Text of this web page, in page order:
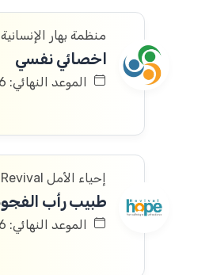
منظمة بهار الإنسانية
اخصائي نفسي
الموعد النهائي: 17/08/2026
إحياء الأمل Hope Revival
الموعد النهائي: 10/08/2026